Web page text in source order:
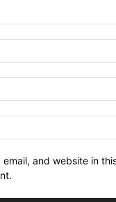
email, and website in